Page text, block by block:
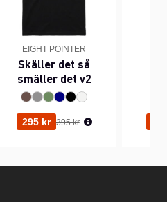
EIGHT POINTER
Skäller det så
smäller det v2
295 kr Ordinarie pris:
395 kr